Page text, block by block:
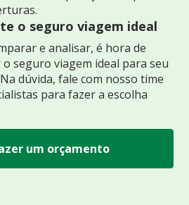
o seguro viagem ideal
e analisar, é hora de
seguro viagem ideal para seu
dúvida, fale com nosso time
para fazer a escolha
um orçamento